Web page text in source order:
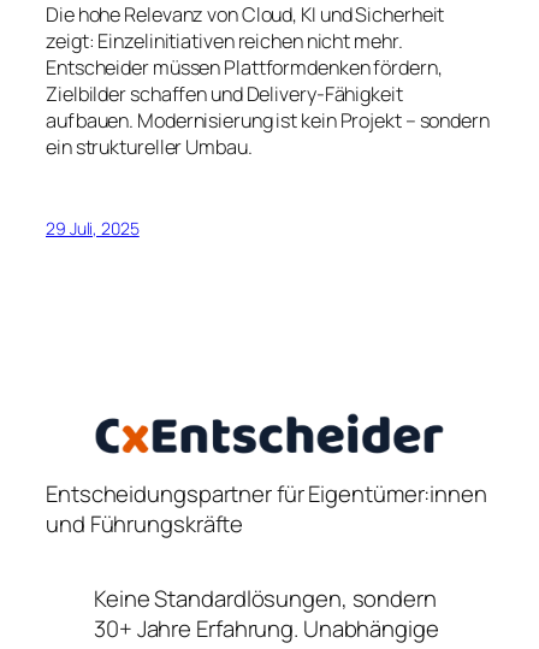
Die hohe Relevanz von Cloud, KI und Sicherheit
zeigt: Einzelinitiativen reichen nicht mehr.
Entscheider müssen Plattformdenken fördern,
Zielbilder schaffen und Delivery-Fähigkeit
aufbauen. Modernisierung ist kein Projekt – sondern
ein struktureller Umbau.
29 Juli, 2025
Entscheidungspartner für Eigentümer:innen
und Führungskräfte
Keine Standardlösungen, sondern
30+ Jahre Erfahrung. Unabhängige